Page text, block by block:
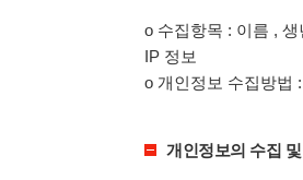
ο 수집항목 : 이름 ,
IP 정보
ο 개인정보 수집방법
개인정보의 수집